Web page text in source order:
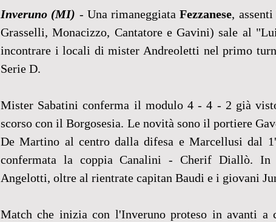
Inveruno (MI) - Una rimaneggiata Fezzanese,
Grasselli, Monacizzo, Cantatore e Gavini) sale al
incontrare i locali di mister Andreoletti nel primo
Serie D.
Mister Sabatini conferma il modulo 4 - 4 - 2 già
scorso con il Borgosesia. Le novità sono il portiere
De Martino al centro dalla difesa e Marcellusi dal
confermata la coppia Canalini - Cherif Diallò. In
Angelotti, oltre al rientrate capitan Baudi e i giovani
Match che inizia con l'Inveruno proteso in avanti a